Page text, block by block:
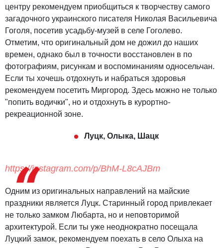
центру рекомендуем приобщиться к творчеству самого
загадочного украинского писателя Николая Васильевича
Гоголя, посетив усадьбу-музей в селе Гоголево.
Отметим, что оригинальный дом не дожил до наших
времен, однако был в точности восстановлен в по
фотографиям, рисункам и воспоминаниям односельчан.
Если ты хочешь отдохнуть и набраться здоровья
рекомендуем посетить Миргород. Здесь можно не только
"попить водички", но и отдохнуть в курортно-
рекреационной зоне.
Луцк, Олыка, Шацк
https://instagram.com/p/BhM-L8cAJBm
Одним из оригинальных направлений на майские
праздники является Луцк. Старинный город привлекает
не только замком Любарта, но и неповторимой
архитектурой. Если ты уже неоднократно посещала
Луцкий замок, рекомендуем поехать в село Олыха на